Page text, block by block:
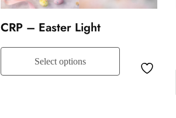
CRP – Easter Light
Select options